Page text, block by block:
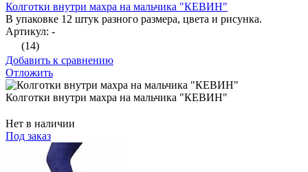
Колготки внутри махра на мальчика "КЕВИН"
В упаковке 12 штук разного размера, цвета и рисунка.
Артикул: -
(14)
Добавить к сравнению
Отложить
Колготки внутри махра на мальчика "КЕВИН"
Нет в наличии
Под заказ